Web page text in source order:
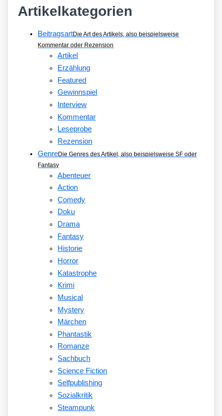
Artikelkategorien
BeitragsartDie Art des Artikels, also beispielsweise
Kommentar oder Rezension
Artikel
Erzählung
Featured
Gewinnspiel
Interview
Kommentar
Leseprobe
Rezension
GenreDie Genres des Artikel, also beispielsweise SF oder
Fantasy
Abenteuer
Action
Comedy
Doku
Drama
Fantasy
Historie
Horror
Katastrophe
Krimi
Musical
Mystery
Märchen
Phantastik
Romanze
Sachbuch
Science Fiction
Selfpublishing
Sozialkritik
Steampunk